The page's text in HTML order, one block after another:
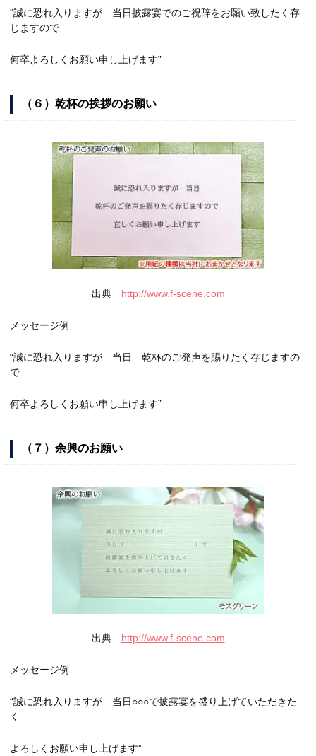
“誠に恐れ入りますが 当日披露宴でのご祝辞をお願い致したく存
じますので
何卒よろしくお願い申し上げます”
（６）乾杯の挨拶のお願い
出典 http://www.f-scene.com
メッセージ例
“誠に恐れ入りますが 当日 乾杯のご発声を賜りたく存じますの
で
何卒よろしくお願い申し上げます”
（７）余興のお願い
出典 http://www.f-scene.com
メッセージ例
“誠に恐れ入りますが 当日○○○で披露宴を盛り上げていただきた
く
よろしくお願い申し上げます”